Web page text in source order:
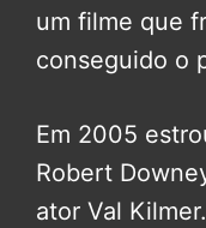
um filme que
conseguido o
Em 2005
Robert
ator Val